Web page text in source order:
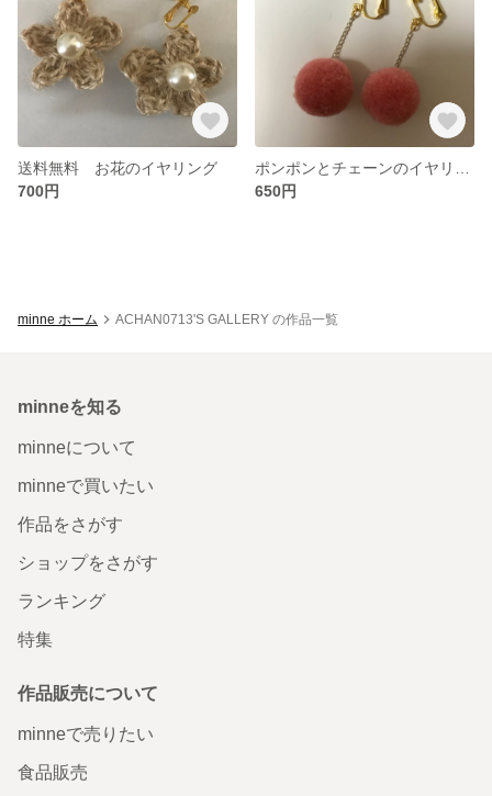
送料無料 お花のイヤリング
700円
650円
minne ホーム ACHAN0713'S GALLERY の作品一覧
minneを知る
minneについて
minneで買いたい
作品をさがす
ショップをさがす
ランキング
特集
作品販売について
minneで売りたい
食品販売